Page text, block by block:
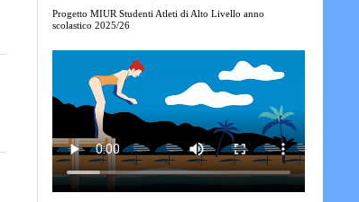
Progetto MIUR Studenti Atleti di Alto Livello anno
scolastico 2025/26